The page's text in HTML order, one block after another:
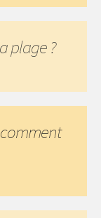
plage ?